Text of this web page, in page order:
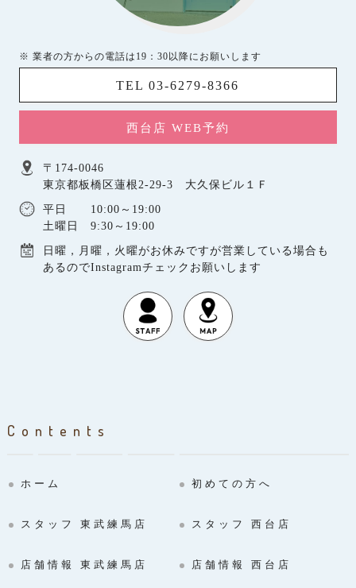
※ 業者の方からの電話は19：30以降にお願いします
TEL 03-6279-8366
西台店 WEB予約
〒174-0046
東京都板橋区蓮根2-29-3 大久保ビル１Ｆ
平日 10:00～19:00
土曜日 9:30～19:00
日曜，月曜，火曜がお休みですが営業している場合も
あるのでInstagramチェックお願いします
Contents
ホーム 初めての方へ
スタッフ 東武練馬店 スタッフ 西台店
店舗情報 東武練馬店 店舗情報 西台店